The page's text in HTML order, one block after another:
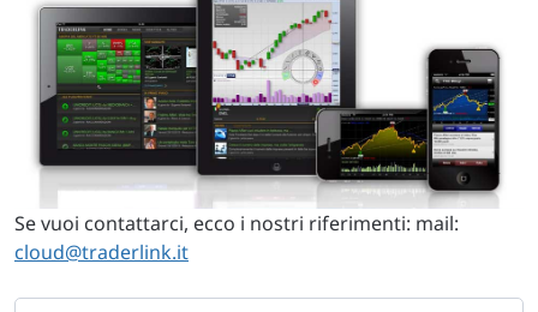
Se vuoi contattarci, ecco i nostri riferimenti: mail:
cloud@traderlink.it